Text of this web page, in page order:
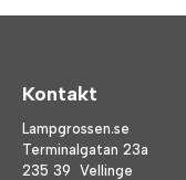
Kontakt
Lampgrossen.se
Terminalgatan 23a
235 39 Vellinge